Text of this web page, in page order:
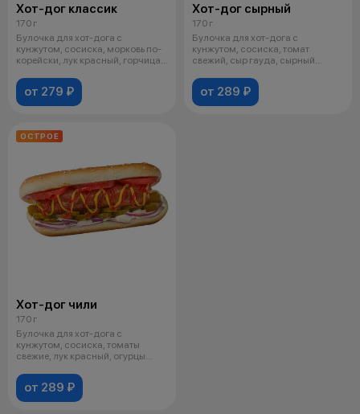
Хот-дог классик
170 г
Булочка для хот-дога с
кунжутом, сосиска, морковь по-
корейски, лук красный, горчица,
от 279 ₽
Хот-дог сырный
170 г
Булочка для хот-дога с
кунжутом, сосиска, томат
свежий, сыр гауда, сырный
от 289 ₽
ОСТРОЕ
Хот-дог чили
170 г
Булочка для хот-дога с
кунжутом, сосиска, томаты
свежие, лук красный, огурцы
от 289 ₽